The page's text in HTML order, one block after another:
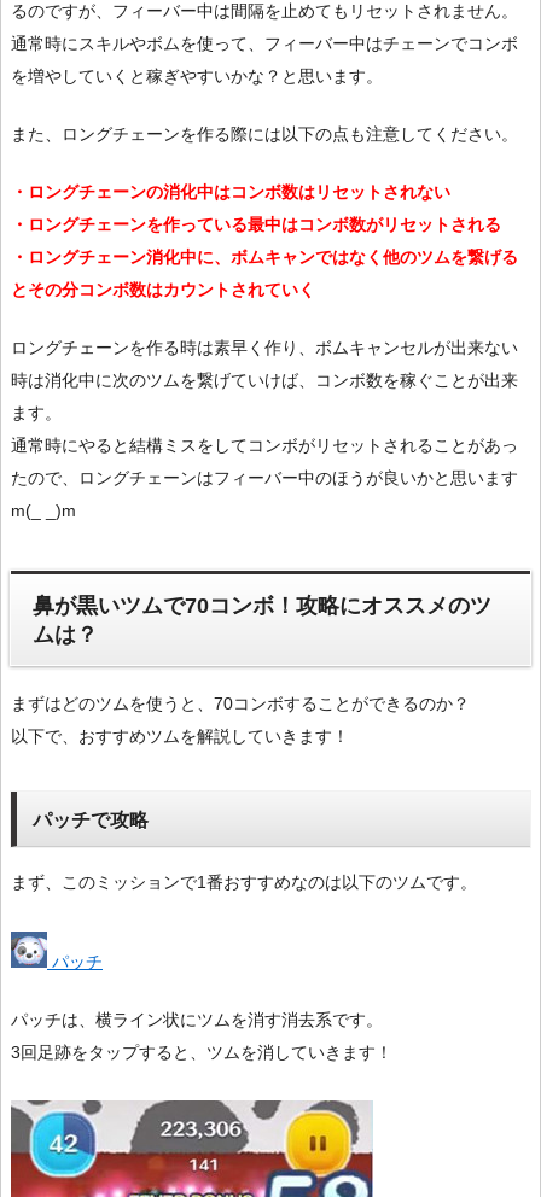
るのですが、フィーバー中は間隔を止めてもリセットされません。
通常時にスキルやボムを使って、フィーバー中はチェーンでコンボ
を増やしていくと稼ぎやすいかな？と思います。
また、ロングチェーンを作る際には以下の点も注意してください。
・ロングチェーンの消化中はコンボ数はリセットされない
・ロングチェーンを作っている最中はコンボ数がリセットされる
・ロングチェーン消化中に、ボムキャンではなく他のツムを繋げる
とその分コンボ数はカウントされていく
ロングチェーンを作る時は素早く作り、ボムキャンセルが出来ない
時は消化中に次のツムを繋げていけば、コンボ数を稼ぐことが出来
ます。
通常時にやると結構ミスをしてコンボがリセットされることがあっ
たので、ロングチェーンはフィーバー中のほうが良いかと思います
m(_ _)m
鼻が黒いツムで70コンボ！攻略にオススメのツ
ムは？
まずはどのツムを使うと、70コンボすることができるのか？
以下で、おすすめツムを解説していきます！
パッチで攻略
まず、このミッションで1番おすすめなのは以下のツムです。
パッチ
パッチは、横ライン状にツムを消す消去系です。
3回足跡をタップすると、ツムを消していきます！